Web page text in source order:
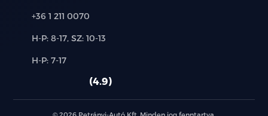
Telefon:
+36 1 211 0070
Új-
használt
H-P: 8-17, SZ: 10-13
Alkatrész,
H-P: 7-17
4.9